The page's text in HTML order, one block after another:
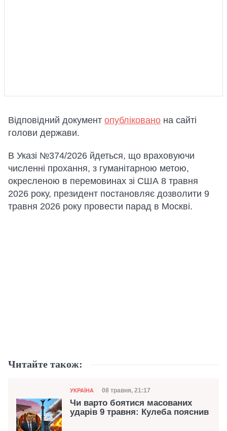
Відповідний документ опубліковано на сайті
голови держави.
В Указі №374/2026 йдеться, що враховуючи
численні прохання, з гуманітарною метою,
окресленою в перемовинах зі США 8 травня
2026 року, президент постановляє дозволити 9
травня 2026 року провести парад в Москві.
Читайте також:
Категорія
УКРАЇНА Дата публікації
08 травня, 21:17
Чи варто боятися масованих
ударів 9 травня: Кулеба пояснив